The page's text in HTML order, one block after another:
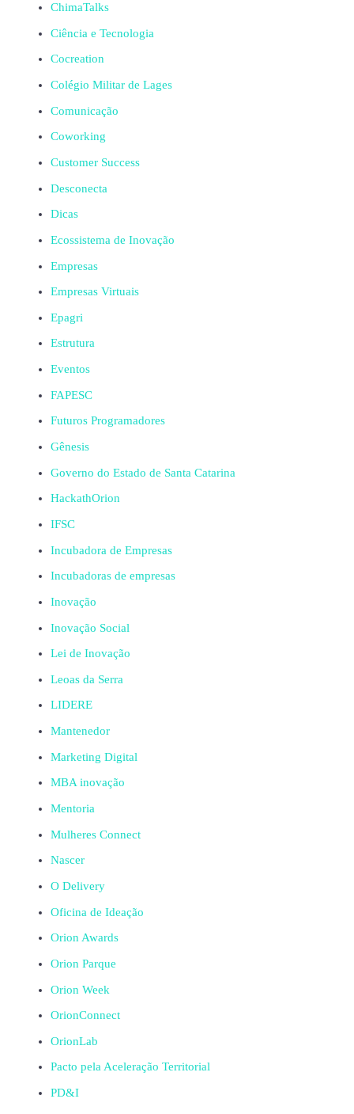
ChimaTalks
Ciência e Tecnologia
Cocreation
Colégio Militar de Lages
Comunicação
Coworking
Customer Success
Desconecta
Dicas
Ecossistema de Inovação
Empresas
Empresas Virtuais
Epagri
Estrutura
Eventos
FAPESC
Futuros Programadores
Gênesis
Governo do Estado de Santa Catarina
HackathOrion
IFSC
Incubadora de Empresas
Incubadoras de empresas
Inovação
Inovação Social
Lei de Inovação
Leoas da Serra
LIDERE
Mantenedor
Marketing Digital
MBA inovação
Mentoria
Mulheres Connect
Nascer
O Delivery
Oficina de Ideação
Orion Awards
Orion Parque
Orion Week
OrionConnect
OrionLab
Pacto pela Aceleração Territorial
PD&I